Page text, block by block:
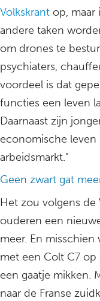
Volkskrant op, maar
andere taken
om drones te
psychiaters,
voordeel is dat
functies een leven
Daarnaast zijn
economische leven
arbeidsmarkt.”
Geen zwart gat
Het zou volgens
ouderen een
meer. En
met een Colt C7
een gaatje mikken.
naar de Franse